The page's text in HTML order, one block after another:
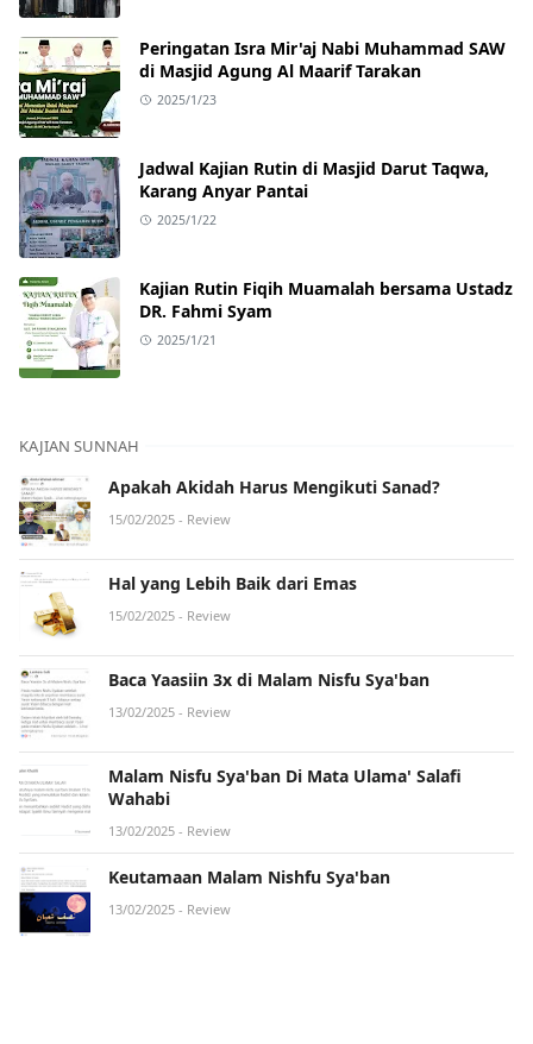
Peringatan Isra Mir'aj Nabi Muhammad SAW
di Masjid Agung Al Maarif Tarakan
2025/1/23
Jadwal Kajian Rutin di Masjid Darut Taqwa,
Karang Anyar Pantai
2025/1/22
Kajian Rutin Fiqih Muamalah bersama Ustadz
DR. Fahmi Syam
2025/1/21
KAJIAN SUNNAH
Apakah Akidah Harus Mengikuti Sanad?
15/02/2025 - Review
Hal yang Lebih Baik dari Emas
15/02/2025 - Review
Baca Yaasiin 3x di Malam Nisfu Sya'ban
13/02/2025 - Review
Malam Nisfu Sya'ban Di Mata Ulama' Salafi
Wahabi
13/02/2025 - Review
Keutamaan Malam Nishfu Sya'ban
13/02/2025 - Review